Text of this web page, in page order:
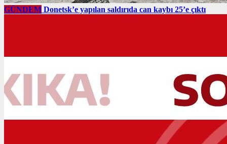
GÜNDEM Donetsk’e yapılan saldırıda can kaybı 25’e çıktı